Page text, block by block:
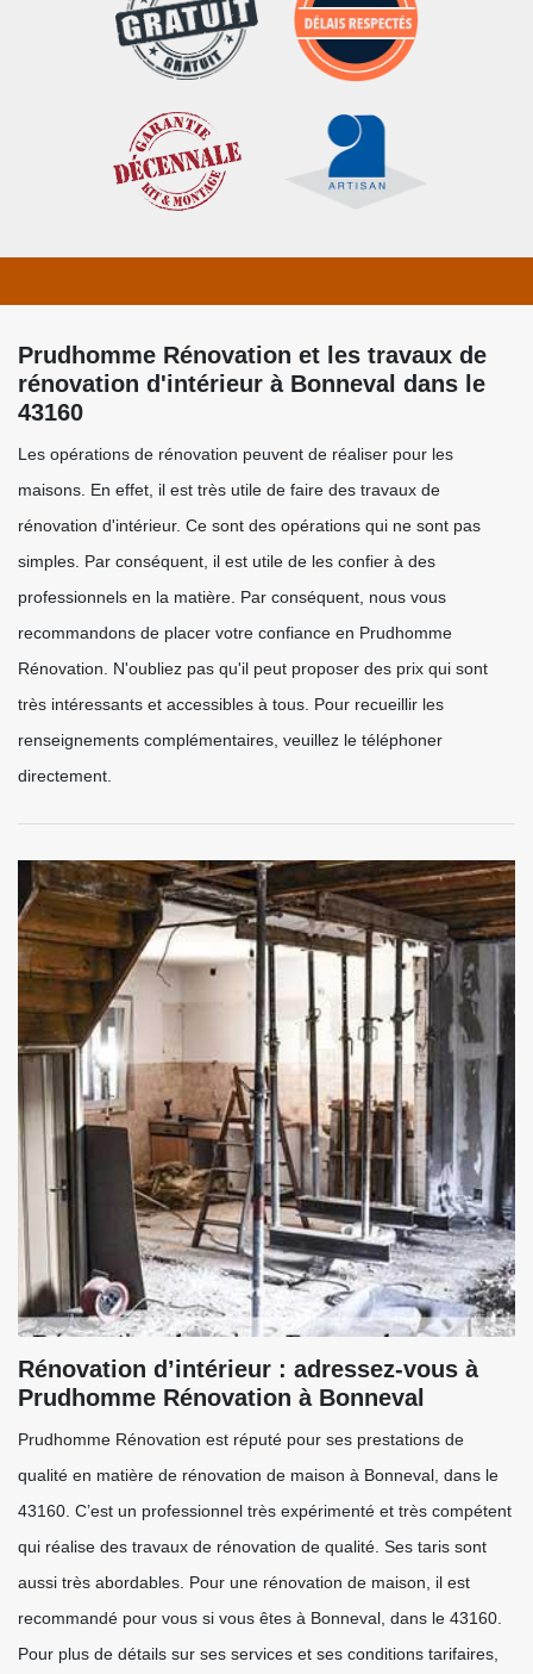
Prudhomme Rénovation et les travaux de
rénovation d'intérieur à Bonneval dans le
43160
Les opérations de rénovation peuvent de réaliser pour les
maisons. En effet, il est très utile de faire des travaux de
rénovation d'intérieur. Ce sont des opérations qui ne sont pas
simples. Par conséquent, il est utile de les confier à des
professionnels en la matière. Par conséquent, nous vous
recommandons de placer votre confiance en Prudhomme
Rénovation. N'oubliez pas qu'il peut proposer des prix qui sont
très intéressants et accessibles à tous. Pour recueillir les
renseignements complémentaires, veuillez le téléphoner
directement.
Rénovation d’intérieur : adressez-vous à
Prudhomme Rénovation à Bonneval
Prudhomme Rénovation est réputé pour ses prestations de
qualité en matière de rénovation de maison à Bonneval, dans le
43160. C’est un professionnel très expérimenté et très compétent
qui réalise des travaux de rénovation de qualité. Ses taris sont
aussi très abordables. Pour une rénovation de maison, il est
recommandé pour vous si vous êtes à Bonneval, dans le 43160.
Pour plus de détails sur ses services et ses conditions tarifaires,